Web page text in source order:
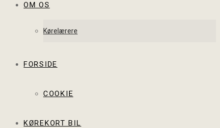
OM OS
Kørelærere
FORSIDE
COOKIE
KØREKORT BIL